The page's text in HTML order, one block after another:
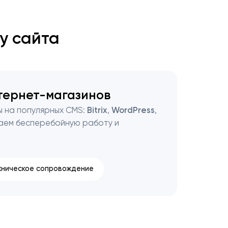
сайта
магазинов
популярных CMS: Bitrix, WordPress,
бесперебойную работу и
сопровождение